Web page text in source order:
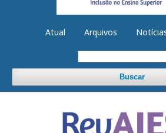
Atual Arquivos
Buscar